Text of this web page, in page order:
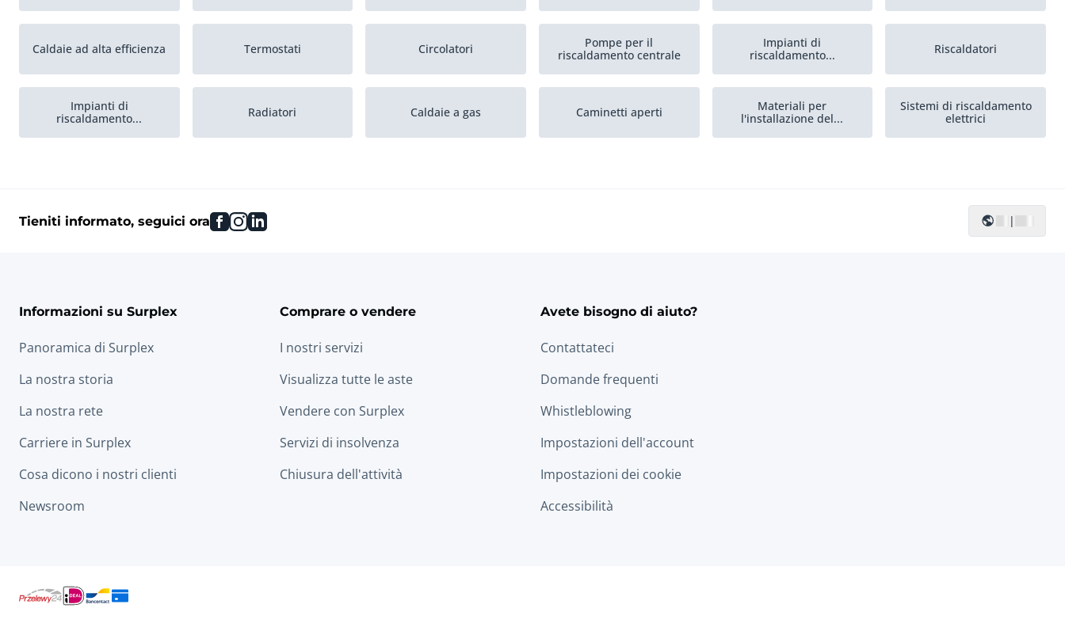
Caldaie ad alta efficienza Termostati Circolatori
Pompe per il
riscaldamento centrale
Impianti di
riscaldamento...
Riscaldatori
Impianti di
riscaldamento...
Radiatori Caldaie a gas Caminetti aperti
Materiali per
l'installazione del...
Sistemi di riscaldamento
elettrici
Tieniti informato, seguici ora facebook
instagram
linkedin |
Informazioni su Surplex
Panoramica di Surplex
La nostra storia
La nostra rete
Carriere in Surplex
Cosa dicono i nostri clienti
Newsroom
Comprare o vendere
I nostri servizi
Visualizza tutte le aste
Vendere con Surplex
Servizi di insolvenza
Chiusura dell'attività
Avete bisogno di aiuto?
Contattateci
Domande frequenti
Whistleblowing
Impostazioni dell'account
Impostazioni dei cookie
Accessibilità